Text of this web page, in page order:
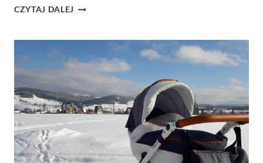
CZYTAJ DALEJ
RYANAIR?
PODRÓŻ
WYGLĄDA
W
PRAKTYCE